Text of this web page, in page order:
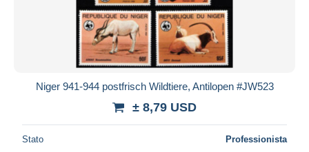
Niger 941-944 postfrisch Wildtiere, Antilopen #JW523
± 8,79 USD
Stato Professionista